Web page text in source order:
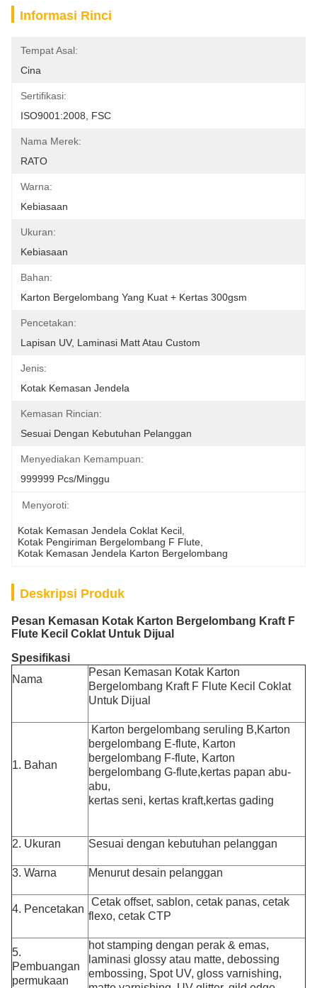
Informasi Rinci
Tempat Asal:
Cina
Sertifikasi:
ISO9001:2008, FSC
Nama Merek:
RATO
Warna:
Kebiasaan
Ukuran:
Kebiasaan
Bahan:
Karton Bergelombang Yang Kuat + Kertas 300gsm
Pencetakan:
Lapisan UV, Laminasi Matt Atau Custom
Jenis:
Kotak Kemasan Jendela
Kemasan Rincian:
Sesuai Dengan Kebutuhan Pelanggan
Menyediakan Kemampuan:
999999 Pcs/minggu
Menyoroti:
Kotak Kemasan Jendela Coklat Kecil
Kotak Pengiriman Bergelombang F Flute
Kotak Kemasan Jendela Karton Bergelombang
Deskripsi Produk
Pesan Kemasan Kotak Karton Bergelombang Kraft F
Flute Kecil Coklat Untuk Dijual
Spesifikasi
Nama
Pesan Kemasan Kotak Karton
Bergelombang Kraft F Flute Kecil Coklat
Untuk Dijual
1. Bahan
Karton bergelombang seruling B,Karton
bergelombang E-flute, Karton
bergelombang F-flute, Karton
bergelombang G-flute,kertas papan abu-
abu,
kertas seni, kertas kraft,kertas gading
2. Ukuran Sesuai dengan kebutuhan pelanggan
3. Warna Menurut desain pelanggan
4. Pencetakan
Cetak offset, sablon, cetak panas, cetak
flexo, cetak CTP
5.
Pembuangan
permukaan
hot stamping dengan perak & emas,
laminasi glossy atau matte, debossing
embossing, Spot UV, gloss varnishing,